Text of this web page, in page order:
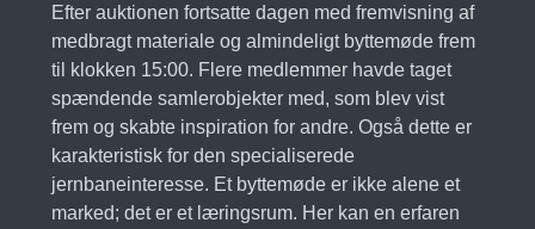
Efter auktionen fortsatte dagen med fremvisning af
medbragt materiale og almindeligt byttemøde frem
til klokken 15:00. Flere medlemmer havde taget
spændende samlerobjekter med, som blev vist
frem og skabte inspiration for andre. Også dette er
karakteristisk for den specialiserede
jernbaneinteresse. Et byttemøde er ikke alene et
marked; det er et læringsrum. Her kan en erfaren